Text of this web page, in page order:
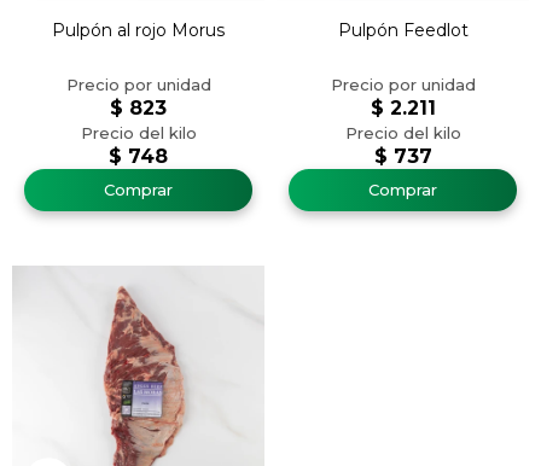
Pulpón al rojo Morus
$ 748
$ 823
Pulpón Feedlot
$ 737
$ 2.211